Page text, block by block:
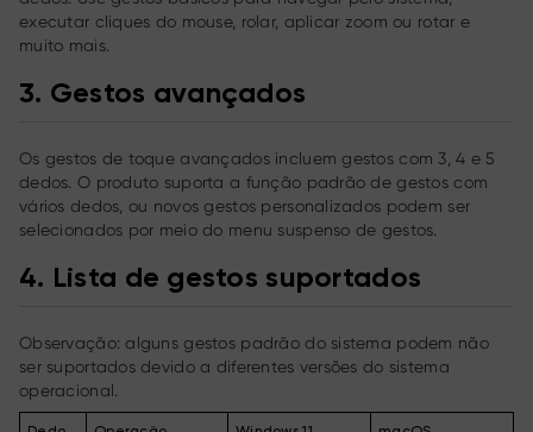
executar cliques do mouse, rolar, aplicar zoom ou rotar e
muito mais.
3. Gestos avançados
Os gestos de toque avançados incluem gestos com 3, 4 e 5
dedos. O produto suporta a função padrão de gestos com
vários dedos, ou novos gestos personalizados podem ser
selecionados por meio do menu suspenso de gestos.
4. Lista de gestos suportados
Observação: alguns gestos padrão do sistema podem não
ser suportados devido a diferentes versões do sistema
operacional.